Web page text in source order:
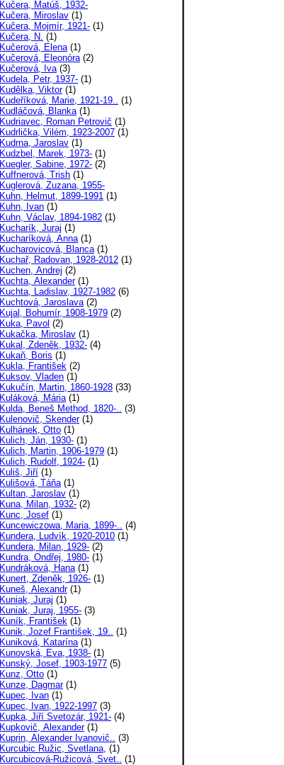
Kučera, Matúš, 1932-
Kučera, Miroslav (1)
Kučera, Mojmír, 1921- (1)
Kučera, N. (1)
Kučerová, Elena(1)
Kučerová, Eleonóra(2)
Kučerová, Iva(3)
Kudela, Petr, 1937- (1)
Kudělka, Viktor(1)
Kudeříková, Marie, 1921-19.. (1)
Kudláčová, Blanka(1)
Kudriavec, Roman Petrovič (1)
Kudrlička, Vilém, 1923-2007 (1)
Kudrna, Jaroslav (1)
Kudzbel, Marek, 1973- (1)
Kuegler, Sabine, 1972- (2)
Kuffnerová, Trish (1)
Kuglerová, Zuzana, 1955-
Kuhn, Helmut, 1899-1991 (1)
Kuhn, Ivan (1)
Kuhn, Václav, 1894-1982 (1)
Kucharík, Juraj (1)
Kucharíková, Anna(1)
Kucharovicová, Blanca(1)
Kuchař, Radovan, 1928-2012 (1)
Kuchen, Andrej (2)
Kuchta, Alexander(1)
Kuchta, Ladislav, 1927-1982 (6)
Kuchtová, Jaroslava(2)
Kujal, Bohumír, 1908-1979 (2)
Kuka, Pavol (2)
Kukačka, Miroslav (1)
Kukal, Zdeněk, 1932- (4)
Kukaň, Boris (1)
Kukla, František (2)
Kuksov, Vladen (1)
Kukučín, Martin, 1860-1928 (33)
Kuláková, Mária(1)
Kulda, Beneš Method, 1820-.. (3)
Kulenovič, Skender(1)
Kulhánek, Otto (1)
Kulich, Ján, 1930- (1)
Kulich, Martin, 1906-1979 (1)
Kulich, Rudolf, 1924- (1)
Kuliš, Jiří (1)
Kulišová, Táňa(1)
Kultan, Jaroslav (1)
Kuna, Milan, 1932- (2)
Kunc, Josef (1)
Kuncewiczowa, Maria, 1899-.. (4)
Kundera, Ludvík, 1920-2010 (1)
Kundera, Milan, 1929- (2)
Kundra, Ondřej, 1980- (1)
Kundráková, Hana(1)
Kunert, Zdeněk, 1926- (1)
Kuneš, Alexandr(1)
Kuniak, Juraj (1)
Kuniak, Juraj, 1955- (3)
Kuník, František (1)
Kunik, Jozef František, 19.. (1)
Kuniková, Katarína(1)
Kunovská, Eva, 1938- (1)
Kunský, Josef, 1903-1977 (5)
Kunz, Otto (1)
Kunze, Dagmar(1)
Kupec, Ivan (1)
Kupec, Ivan, 1922-1997 (3)
Kupka, Jiří Svetozár, 1921- (4)
Kupkovič, Alexander(1)
Kuprin, Alexander Ivanovič.. (3)
Kurcubic Ružic, Svetlana, (1)
Kurcubicová-Ružicová, Svet.. (1)